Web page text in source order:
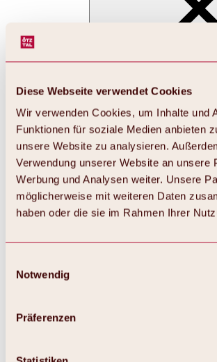
Diese Webseite verwendet Cookies
Wir verwenden Cookies, um Inhalte und
Funktionen für soziale Medien anbieten
unsere Website zu analysieren.
Verwendung unserer Website an unsere
Werbung und Analysen weiter. Unsere
möglicherweise mit weiteren Daten
haben oder die sie im Rahmen Ihrer
Notwendig
Präferenzen